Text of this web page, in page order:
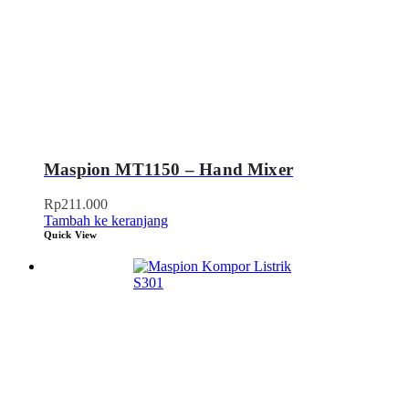
Maspion MT1150 – Hand Mixer
Rp211.000
Tambah ke keranjang
Quick View